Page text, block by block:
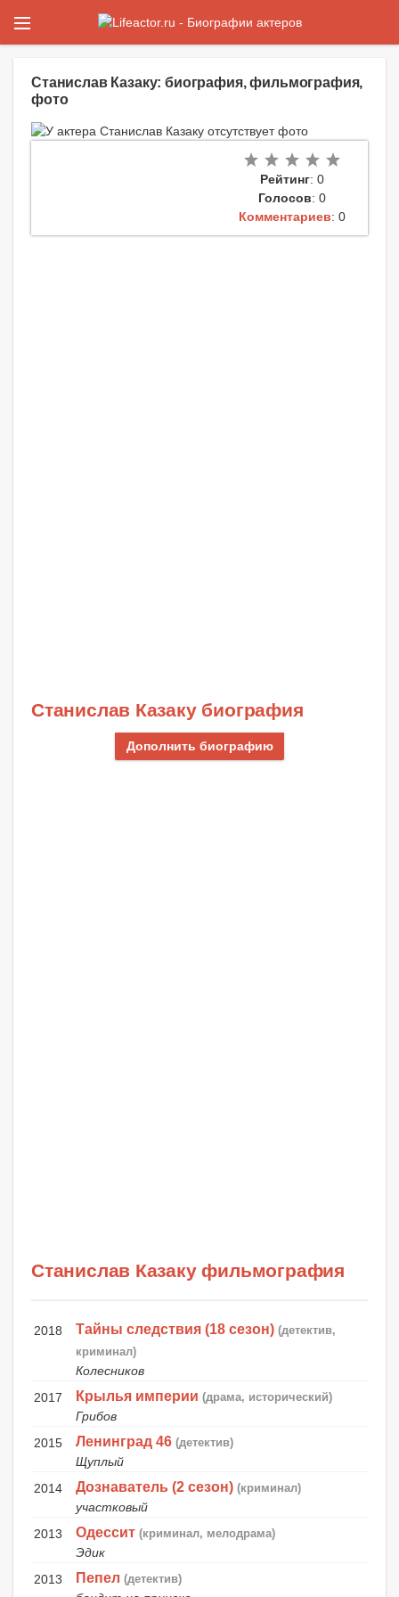
Станислав Казаку: биография, фильмография,
фото
Рейтинг: 0
Голосов: 0
Комментариев: 0
Станислав Казаку биография
Дополнить биографию
Станислав Казаку фильмография
2018 Тайны следствия (18 сезон) (детектив,
криминал)
Колесников
2017
Крылья империи (драма, исторический)
Грибов
2015
Ленинград 46 (детектив)
Щуплый
2014
Дознаватель (2 сезон) (криминал)
участковый
2013
Одессит (криминал, мелодрама)
Эдик
2013
Пепел (детектив)